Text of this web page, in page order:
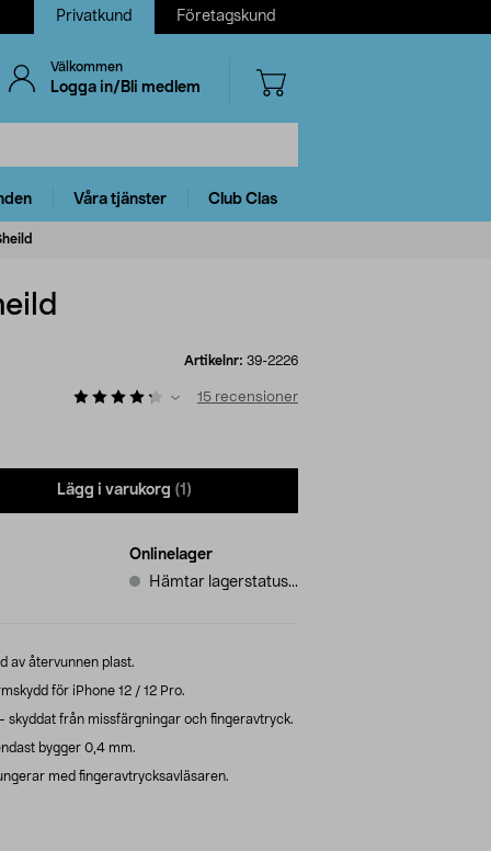
Privatkund Företagskund
Välkommen
Logga in/Bli medlem
Våra tjänster Club Clas
Artikelnr: 39-2226
15 recensioner
Lägg i varukorg (1)
Onlinelager
Hämtar lagerstatus...
av återvunnen plast.
för iPhone 12 / 12 Pro.
skyddat från missfärgningar och fingeravtryck.
bygger 0,4 mm.
med fingeravtrycksavläsaren.